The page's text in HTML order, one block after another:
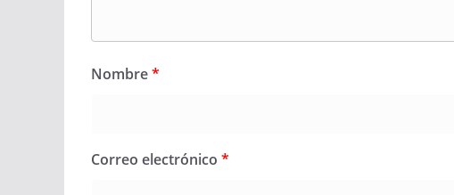
Nombre*
Correo electrónico *